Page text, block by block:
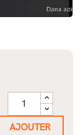
AJOUTER